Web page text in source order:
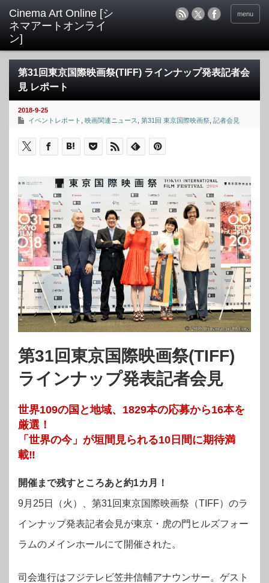
menu
第31回東京国際映画祭(TIFF) ラインナップ発表記者会
見 レポート
2018-9-25
イベントレポート
映画関連ニュース 第31回 東京国際映画祭 記者会見
第31回東京国際映画祭(TIFF)
ラインナップ発表記者会見
世界109の国と地域、1829本の応募から16本を
厳選！
「世界の今」が垣間見られる10日間に期待満
載‼︎
開催まで残すところあと約1カ月！
9月25日（火）、第31回東京国際映画祭（TIFF） のラ
インナップ発表記者会見が東京・虎の門ヒルズフォー
ラムのメインホールにて開催された。
司会進行はフジテレビ笠井信輔アナウンサー。ゲスト